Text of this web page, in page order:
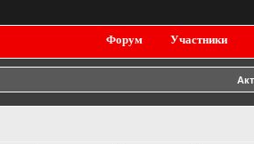
Форум Участники